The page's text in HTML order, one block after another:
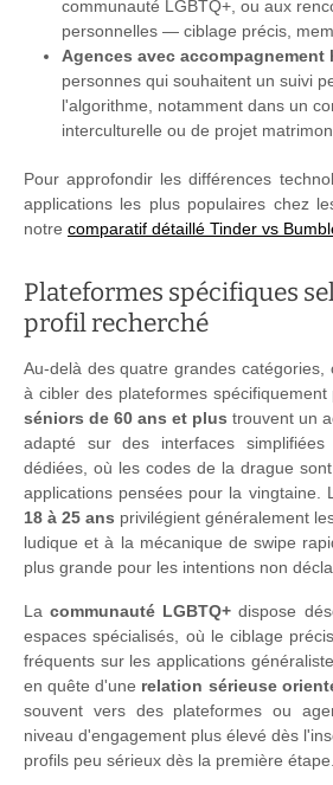
communauté LGBTQ+, ou aux
personnelles — ciblage précis,
Agences avec accompagnement
personnes qui souhaitent un suivi
l'algorithme, notamment dans un
interculturelle ou de projet
Pour approfondir les différences
applications les plus populaires chez
notre comparatif détaillé Tinder vs
Plateformes spécifiques
profil recherché
Au-delà des quatre grandes catégories,
à cibler des plateformes
séniors de 60 ans et plus trouvent un
adapté sur des interfaces
dédiées, où les codes de la drague
applications pensées pour la vingtaine.
18 à 25 ans privilégient généralement
ludique et à la mécanique de swipe
plus grande pour les intentions non
Lacommunauté LGBTQ+ dispose
espaces spécialisés, où le ciblage
fréquents sur les applications
en quête d'une relation sérieuse
souvent vers des plateformes ou
niveau d'engagement plus élevé dès
profils peu sérieux dès la première étape.